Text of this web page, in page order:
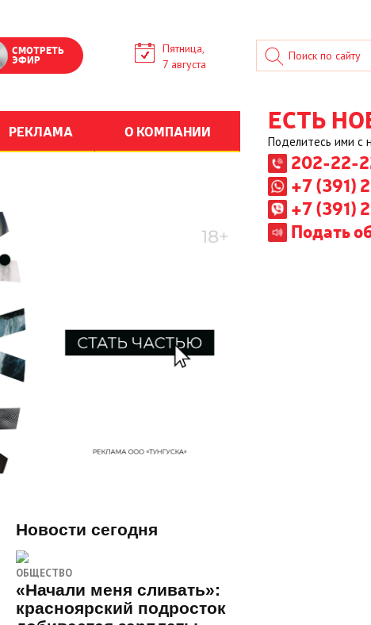
СМОТРЕТЬ
ЭФИР
Пятница,
7 августа
РЕКЛАМА О КОМПАНИИ ЕСТЬ
Поделитесь ими с
202-22-
+7 (391)
+7 (391)
Подать
Новости сегодня
ОБЩЕСТВО
«Начали меня сливать»:
красноярский подросток